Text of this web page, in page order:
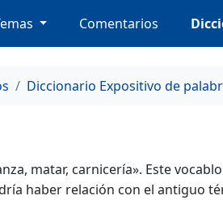
Comentarios
Diccionario Expositivo de
matar, carnicería». Este
haber relación con el antiguo